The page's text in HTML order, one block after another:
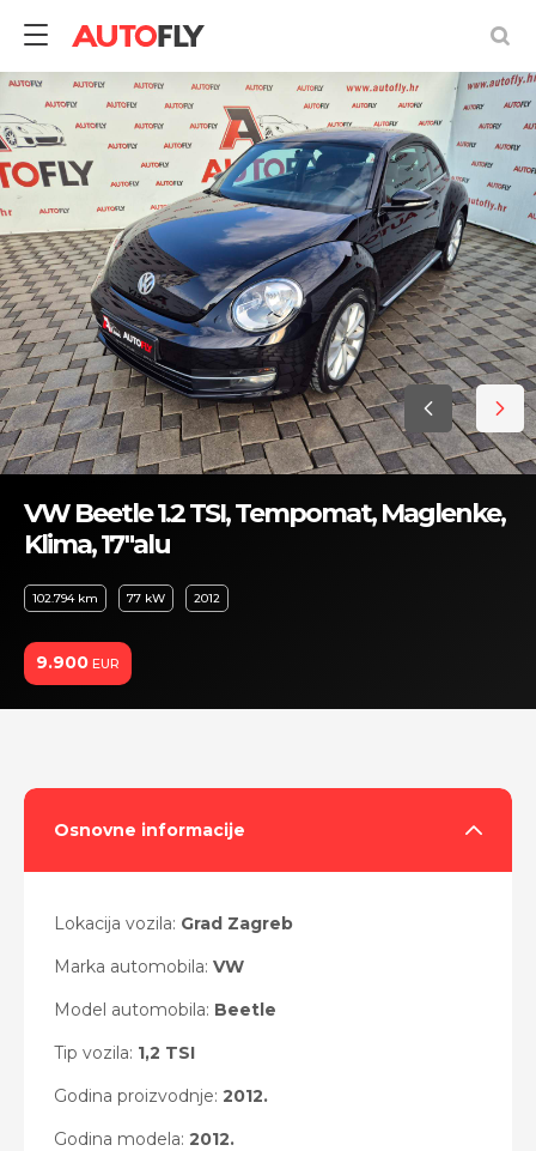
VW Beetle 1.2 TSI, Tempomat, Maglenke,
Klima, 17"alu
102.794 km 77 kW 2012
9.900 EUR
Osnovne informacije
Lokacija vozila: Grad Zagreb
Marka automobila: VW
Model automobila: Beetle
Tip vozila: 1,2 TSI
Godina proizvodnje: 2012.
Godina modela: 2012.